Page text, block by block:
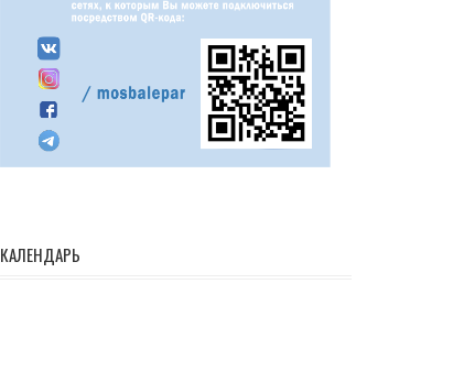
КАЛЕНДАРЬ